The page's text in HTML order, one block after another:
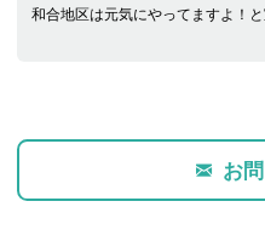
和合地区は元気にやってますよ！と
お